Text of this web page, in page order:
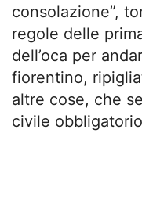
consolazione”,
regole delle
dell’oca per
fiorentino,
altre cose, che
civile